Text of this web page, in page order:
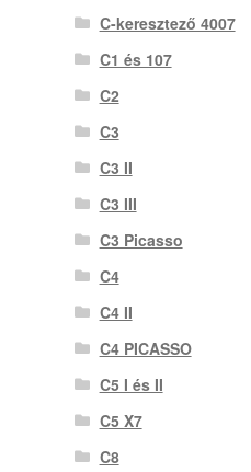
C-keresztező 4007
C1 és 107
C2
C3
C3 II
C3 III
C3 Picasso
C4
C4 II
C4 PICASSO
C5 I és II
C5 X7
C8